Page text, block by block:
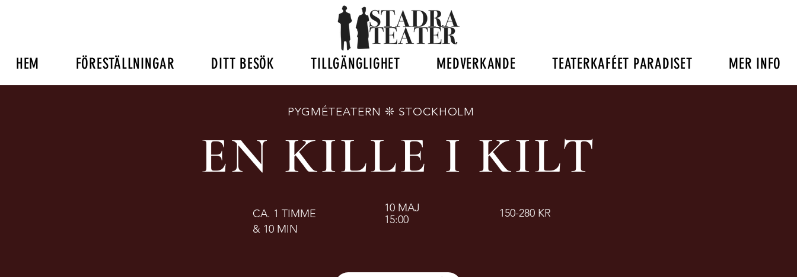
HEM FÖRESTÄLLNINGAR DITT BESÖK TILLGÄNGLIGHET MEDVERKANDE TEATERKAFÉET PARADISET MER INFO
PYGMÉTEATERN ❊ STOCKHOLM
EN KILLE I KILT
CA. 1 TIMME
& 10 MIN
10 MAJ
15:00
150-280 KR